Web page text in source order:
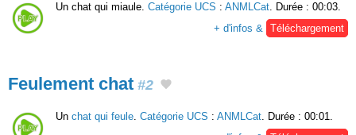
Un chat qui miaule. Catégorie UCS : ANMLCat. Durée : 00:03.
+ d'infos & Téléchargement
Feulement chat #2
Un chat qui feule Catégorie UCS : ANMLCat . Durée : 00:01.